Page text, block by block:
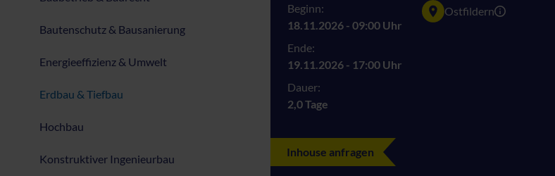
Bautenschutz & Bausanierung
Energieeffizienz & Umwelt
Erdbau & Tiefbau
Hochbau
Konstruktiver Ingenieurbau
Beginn:
18.11.2026 - 09:00 Uhr
Ende:
19.11.2026 - 17:00 Uhr
Dauer:
2,0 Tage
Ostfildern
Inhouse anfragen